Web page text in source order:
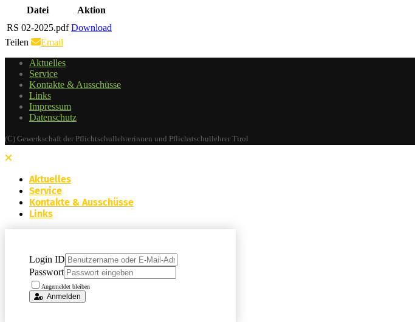
Datei
Aktion
RS 02-2025.pdf Download
Teilen
Email
Aktuelles
Service
Kontakte & Ausschüsse
Links
Impressum
Datenschutz
(C) Gewerkschaft der Pflichtschullehrerinnen und Pflichstschullehrer Tirol
Aktuelles
Service
Kontakte & Ausschüsse
Links
Login ID
Passwort
Angemeldet bleiben
Anmelden